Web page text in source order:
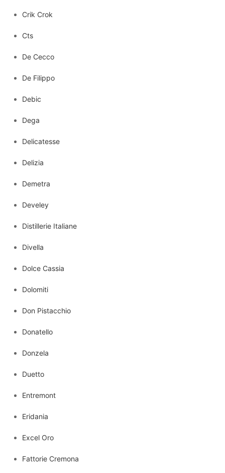
Crik Crok
Cts
De Cecco
De Filippo
Debic
Dega
Delicatesse
Delizia
Demetra
Develey
Distillerie Italiane
Divella
Dolce Cassia
Dolomiti
Don Pistacchio
Donatello
Donzela
Duetto
Entremont
Eridania
Excel Oro
Fattorie Cremona